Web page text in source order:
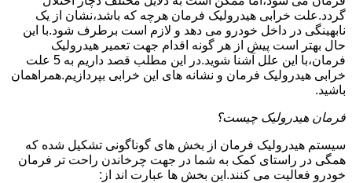
گردد.علت خرابی هیدرولیک فرمان هرچه که باشد،نشان از یک
نابهینگی در داخل خودرو می دهد و لازم است برطرف شود.با این
حال بهتر است پیش از هر گونه اقدام جهت تعمیر هیدرولیک
فرمان،با این علل آشنا شوید.در این مطلب قصد داریم به 5 علت
خرابی هیدرولیک فرمان و نشانه های این خرابی بپردازیم.همراهمان
باشید.
فرمان هیدرولیک چیست؟
سیستم هیدرولیک فرمان از بخش های گوناگونی تشکیل شده که
همگی در راستای کمک به شما در جهت چرخاندن راحت تر فرمان
خودرو فعالیت می کنند.این بخش ها عبارت اند از: